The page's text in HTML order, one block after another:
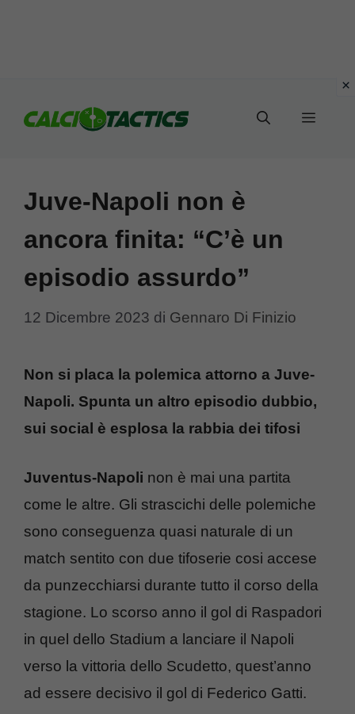
Menu
Juve-Napoli non è
ancora finita: “C’è un
episodio assurdo”
12 Dicembre 2023 di Gennaro Di Finizio
Non si placa la polemica attorno a Juve-
Napoli. Spunta un altro episodio dubbio,
sui social è esplosa la rabbia dei tifosi
Juventus-Napoli non è mai una partita
come le altre. Gli strascichi delle polemiche
sono conseguenza quasi naturale di un
match sentito con due tifoserie cosi accese
da punzecchiarsi durante tutto il corso della
stagione. Lo scorso anno il gol di Raspadori
in quel dello Stadium a lanciare il Napoli
verso la vittoria dello Scudetto, quest’anno
ad essere decisivo il gol di Federico Gatti.